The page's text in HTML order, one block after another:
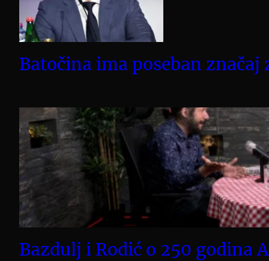
Batočina ima poseban značaj
Bazdulj i Rodić o 250 godina